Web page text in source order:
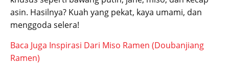
asin. Hasilnya? Kuah yang pekat, kaya umami, dan
menggoda selera!
Baca Juga Inspirasi Dari Miso Ramen (Doubanjiang
Ramen)